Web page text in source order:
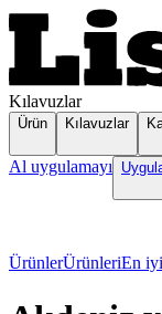
Kılavuzlar
Ürün Kılavuzlar
Al uygulamayı
ÜrünlerÜrünleriEn